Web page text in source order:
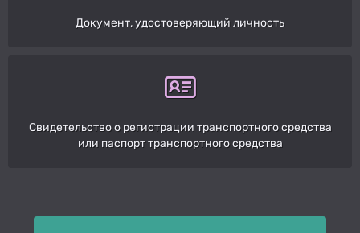
Документ, удостоверяющий личность
Свидетельство о регистрации транспортного средства
или паспорт транспортного средства